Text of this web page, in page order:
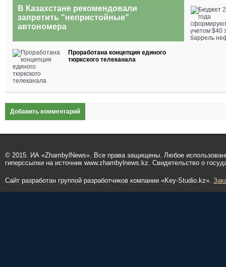
В Казахстане рекомендовали
запретить "непристойные"
автономера
Проработана концепция единого
тюркского телеканала
Добавить комментарий
© 2015. ИА «ZhambylNews». Все права защищены. Любое
гиперссылки на источник www.zhambylnews.kz. Свидетельство о
Сайт разработан группой разработчиков компании «Key-Studio.kz».